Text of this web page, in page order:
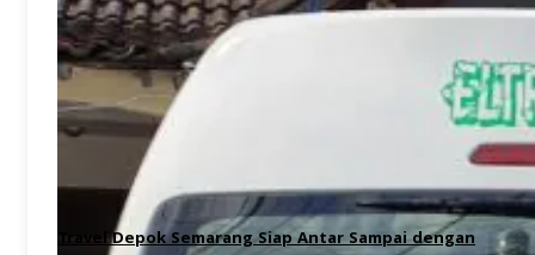
Travel Depok Semarang Siap Antar Sampai dengan